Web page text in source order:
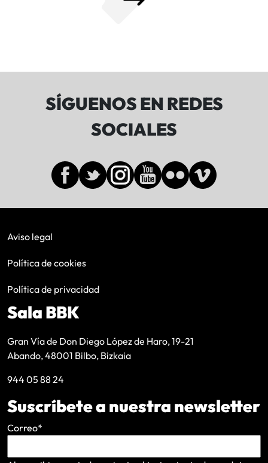
SÍGUENOS EN REDES
SOCIALES
Aviso legal
Política de cookies
Política de privacidad
Sala BBK
Gran Vía de Don Diego López de Haro, 19-21
Abando, 48001 Bilbo, Bizkaia
944 05 88 24
Suscríbete a nuestra newsletter
Correo*